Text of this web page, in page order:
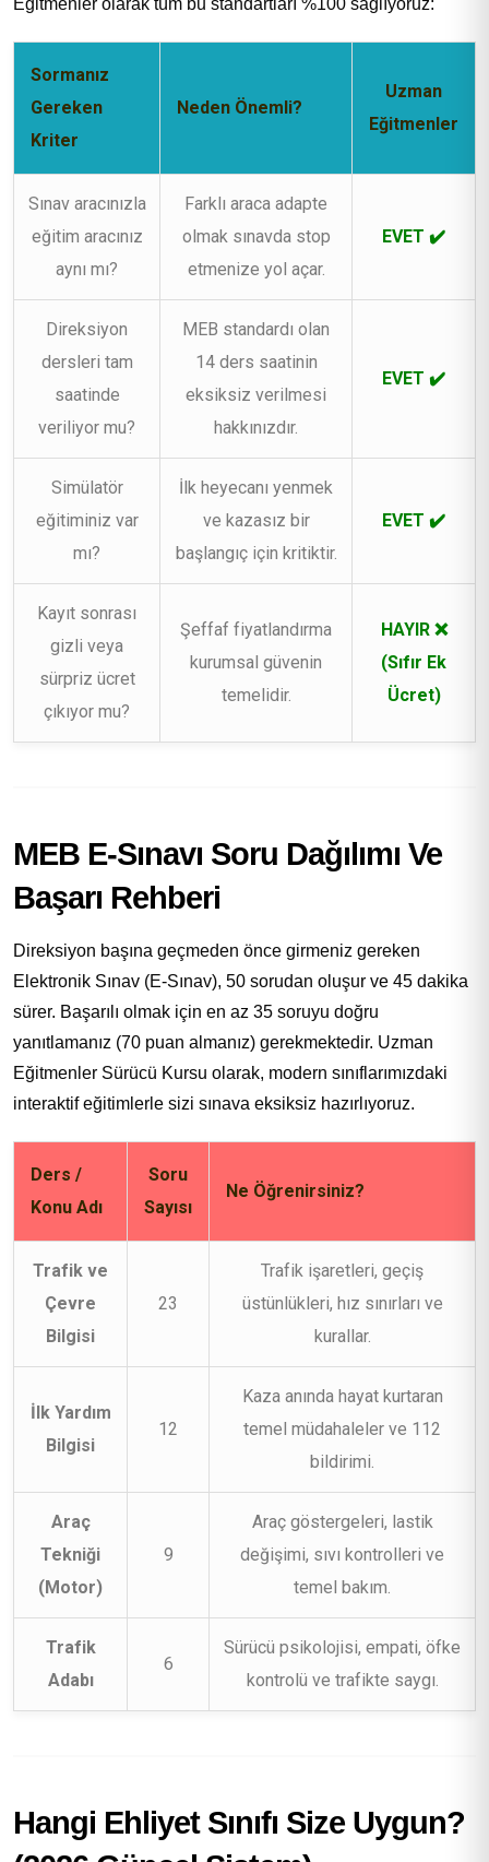
Eğitmenler olarak tüm bu standartları %100 sağlıyoruz:
Sormanız
Gereken
Kriter
Neden Önemli?
Uzman
Eğitmenler
Sınav aracınızla
eğitim aracınız
aynı mı?
Farklı araca adapte
olmak sınavda stop
etmenize yol açar.
EVET ✔️
Direksiyon
dersleri tam
saatinde
veriliyor mu?
MEB standardı olan
14 ders saatinin
eksiksiz verilmesi
hakkınızdır.
EVET ✔️
Simülatör
eğitiminiz var
mı?
İlk heyecanı yenmek
ve kazasız bir
başlangıç için kritiktir.
EVET ✔️
Kayıt sonrası
gizli veya
sürpriz ücret
çıkıyor mu?
Şeffaf fiyatlandırma
kurumsal güvenin
temelidir.
HAYIR ❌
(Sıfır Ek
Ücret)
MEB E-Sınavı Soru Dağılımı Ve
Başarı Rehberi
Direksiyon başına geçmeden önce girmeniz gereken
Elektronik Sınav (E-Sınav), 50 sorudan oluşur ve 45 dakika
sürer. Başarılı olmak için en az 35 soruyu doğru
yanıtlamanız (70 puan almanız) gerekmektedir. Uzman
Eğitmenler Sürücü Kursu olarak, modern sınıflarımızdaki
interaktif eğitimlerle sizi sınava eksiksiz hazırlıyoruz.
Ders /
Konu Adı
Soru
Sayısı
Ne Öğrenirsiniz?
Trafik ve
Çevre
Bilgisi
23
Trafik işaretleri, geçiş
üstünlükleri, hız sınırları ve
kurallar.
İlk Yardım
Bilgisi
12
Kaza anında hayat kurtaran
temel müdahaleler ve 112
bildirimi.
Araç
Tekniği
(Motor)
9
Araç göstergeleri, lastik
değişimi, sıvı kontrolleri ve
temel bakım.
Trafik
Adabı
6
Sürücü psikolojisi, empati, öfke
kontrolü ve trafikte saygı.
Hangi Ehliyet Sınıfı Size Uygun?